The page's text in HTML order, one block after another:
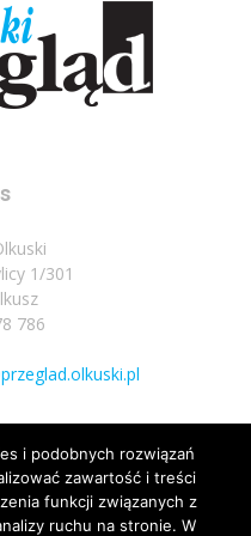
1/301
786
nami
i podobnych rozwiązań
zawartość i treści
funkcji związanych z
ruchu na stronie. W